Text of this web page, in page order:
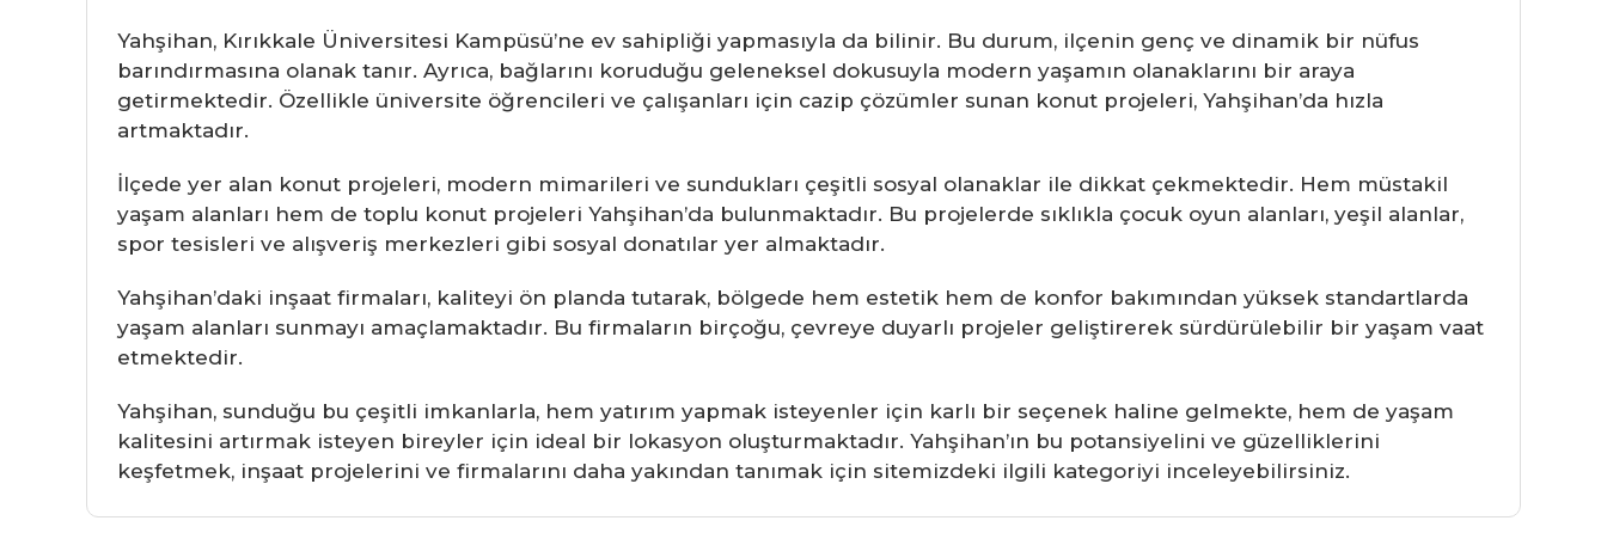
Yahşihan, Kırıkkale Üniversitesi Kampüsü’ne ev sahipliği yapmasıyla da bilinir. Bu durum, ilçenin genç ve dinamik bir nüfus
barındırmasına olanak tanır. Ayrıca, bağlarını koruduğu geleneksel dokusuyla modern yaşamın olanaklarını bir araya
getirmektedir. Özellikle üniversite öğrencileri ve çalışanları için cazip çözümler sunan konut projeleri, Yahşihan’da hızla
artmaktadır.
İlçede yer alan konut projeleri, modern mimarileri ve sundukları çeşitli sosyal olanaklar ile dikkat çekmektedir. Hem müstakil
yaşam alanları hem de toplu konut projeleri Yahşihan’da bulunmaktadır. Bu projelerde sıklıkla çocuk oyun alanları, yeşil alanlar,
spor tesisleri ve alışveriş merkezleri gibi sosyal donatılar yer almaktadır.
Yahşihan’daki inşaat firmaları, kaliteyi ön planda tutarak, bölgede hem estetik hem de konfor bakımından yüksek standartlarda
yaşam alanları sunmayı amaçlamaktadır. Bu firmaların birçoğu, çevreye duyarlı projeler geliştirerek sürdürülebilir bir yaşam vaat
etmektedir.
Yahşihan, sunduğu bu çeşitli imkanlarla, hem yatırım yapmak isteyenler için karlı bir seçenek haline gelmekte, hem de yaşam
kalitesini artırmak isteyen bireyler için ideal bir lokasyon oluşturmaktadır. Yahşihan’ın bu potansiyelini ve güzelliklerini
keşfetmek, inşaat projelerini ve firmalarını daha yakından tanımak için sitemizdeki ilgili kategoriyi inceleyebilirsiniz.